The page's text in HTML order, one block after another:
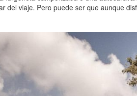
del viaje. Pero puede ser que aunque